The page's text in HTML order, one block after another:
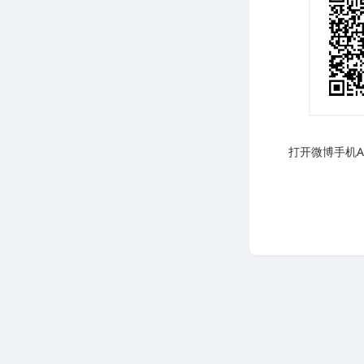
打开微博手机